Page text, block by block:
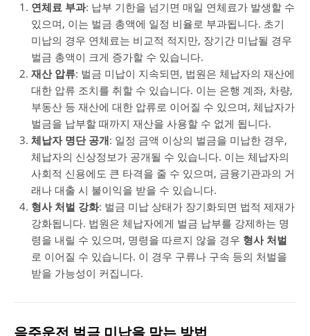
연체료 부과: 납부 기한을 넘기면 매일 연체료가 발생할 수
있으며, 이는 벌금 총액에 일정 비율로 부과됩니다. 초기
미납의 경우 연체료는 비교적 적지만, 장기간 미납될 경우
벌금 총액이 크게 증가할 수 있습니다.
재산 압류: 벌금 미납이 지속되면, 법원은 체납자의 재산에
대한 압류 조치를 취할 수 있습니다. 이는 은행 계좌, 차량,
부동산 등 재산에 대한 압류로 이어질 수 있으며, 체납자가
벌금을 납부할 때까지 재산을 사용할 수 없게 됩니다.
체납자 명단 공개: 일정 금액 이상의 벌금을 미납한 경우,
체납자의 신상정보가 공개될 수 있습니다. 이는 체납자의
사회적 신용에도 큰 타격을 줄 수 있으며, 금융기관과의 거
래나 대출 시 불이익을 받을 수 있습니다.
형사 처벌 강화: 벌금 미납 상태가 장기화되면 법적 제재가
강화됩니다. 법원은 체납자에게 벌금 납부를 강제하는 명
령을 내릴 수 있으며, 명령을 따르지 않을 경우 형사 처벌
로 이어질 수 있습니다. 이 경우 구류나 구속 등의 처벌을
받을 가능성이 커집니다.
음주운전 벌금 미납을 막는 방법